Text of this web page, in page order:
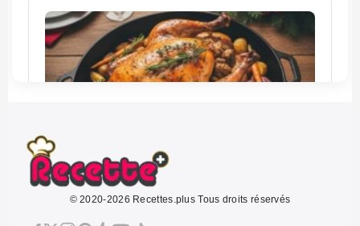
festif en moment
CUISSON
Cuisson Rôti Chapon Farci au Four: La Recette
© 2020-2026 Recettes.plus Tous droits réservés